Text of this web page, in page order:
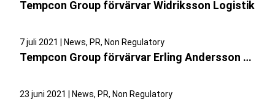
​Tempcon Group förvärvar Widriksson Logistik
7 juli 2021 | News, PR, Non Regulatory
​Tempcon Group förvärvar Erling Andersson Åkeri
23 juni 2021 | News, PR, Non Regulatory